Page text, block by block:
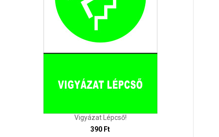
Vigyázat Lépcső!
390 Ft